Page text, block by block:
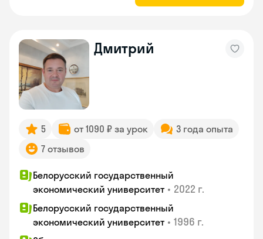
Дмитрий
5 от 1090 ₽ за урок
3 года опыта
7 отзывов
Белорусский государственный
экономический университет • 2022 г.
Белорусский государственный
экономический университет • 1996 г.